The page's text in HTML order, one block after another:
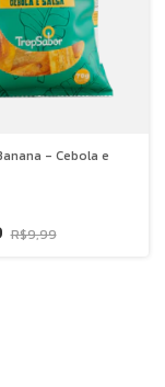
- Cebola e
R$9,99